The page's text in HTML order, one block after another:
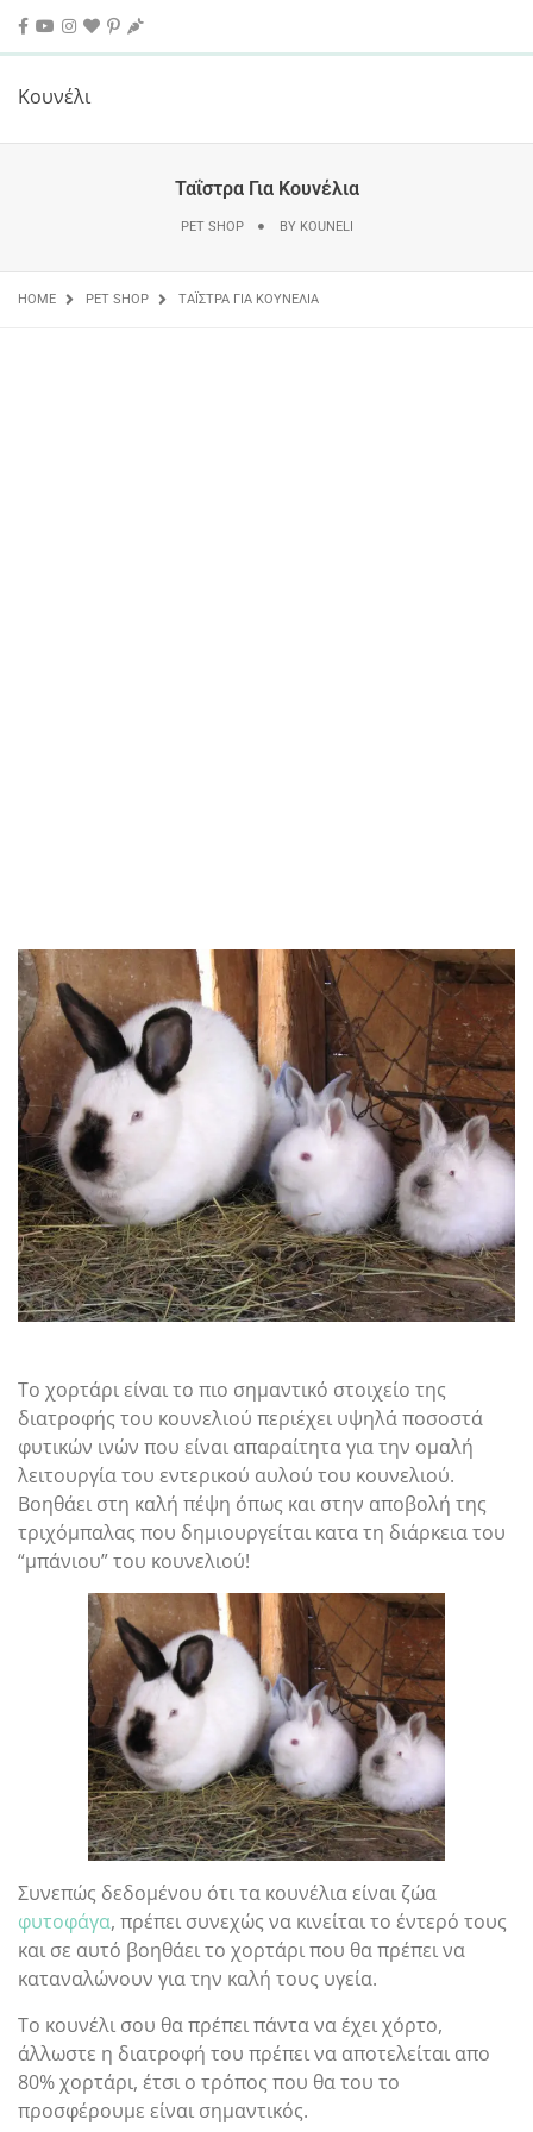
Κουνέλι
Ταΐστρα Για Κουνέλια
PET SHOP BY KOUNELI
HOME PET SHOP ΤΑΪ́ΣΤΡΑ ΓΙΑ ΚΟΥΝΈΛΙΑ
Το χορτάρι είναι το πιο σημαντικό στοιχείο της
διατροφής του κουνελιού περιέχει υψηλά ποσοστά
φυτικών ινών που είναι απαραίτητα για την ομαλή
λειτουργία του εντερικού αυλού του κουνελιού.
Βοηθάει στη καλή πέψη όπως και στην αποβολή της
τριχόμπαλας που δημιουργείται κατα τη διάρκεια του
“μπάνιου” του κουνελιού!
Συνεπώς δεδομένου ότι τα κουνέλια είναι ζώα
φυτοφάγα, πρέπει συνεχώς να κινείται το έντερό τους
και σε αυτό βοηθάει το χορτάρι που θα πρέπει να
καταναλώνουν για την καλή τους υγεία.
Το κουνέλι σου θα πρέπει πάντα να έχει χόρτο,
άλλωστε η διατροφή του πρέπει να αποτελείται απο
80% χορτάρι, έτσι ο τρόπος που θα του το
προσφέρουμε είναι σημαντικός.